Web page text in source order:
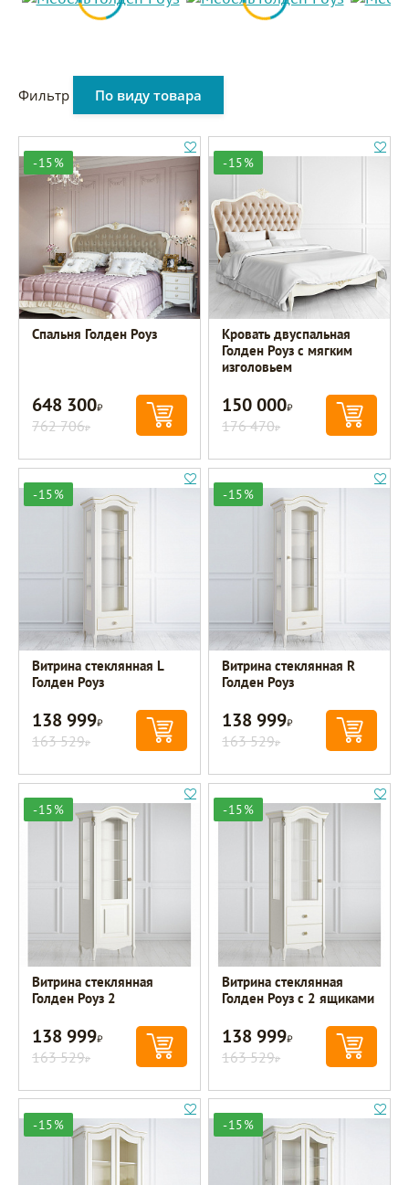
Фильтр По виду товара
-15%
Спальня Голден Роуз
648 300Р
762 706Р
-15%
Кровать двуспальная
Голден Роуз с мягким
изголовьем
150 000Р
176 470Р
-15%
Витрина стеклянная L
Голден Роуз
138 999Р
163 529Р
-15%
Витрина стеклянная R
Голден Роуз
138 999Р
163 529Р
-15%
Витрина стеклянная
Голден Роуз 2
138 999Р
163 529Р
-15%
Витрина стеклянная
Голден Роуз с 2 ящиками
138 999Р
163 529Р
-15% -15%